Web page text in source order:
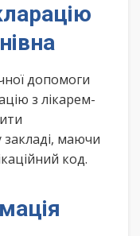
допомоги
з лікарем-
маючи
код.